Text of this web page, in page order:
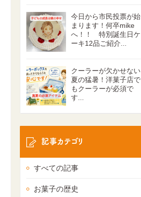
今日から市民投票が始
まります！何卒mike
へ！！ 特別誕生日ケ
ーキ12品ご紹介...
クーラーが欠かせない
夏の猛暑！洋菓子店で
もクーラーが必須で
す...
記事カテゴリ
すべての記事
お菓子の歴史